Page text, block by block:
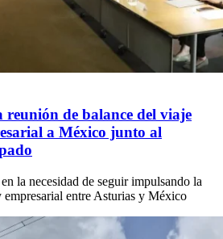
reunión de balance del viaje
a México junto al
la necesidad de seguir impulsando la
entre Asturias y México